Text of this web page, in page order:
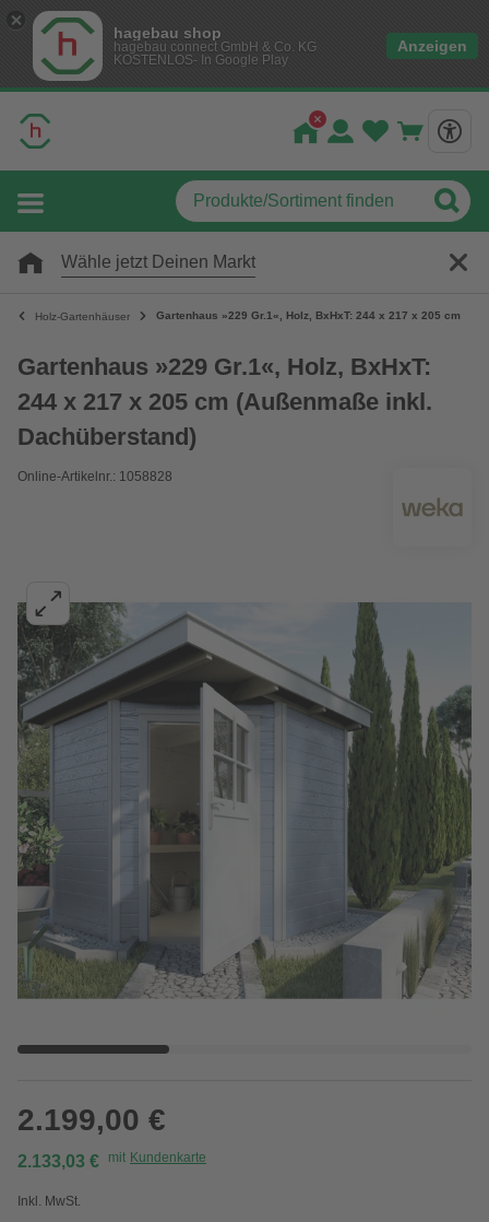
hagebau shop
hagebau connect GmbH & Co. KG
KOSTENLOS- In Google Play
Anzeigen
Wähle jetzt Deinen Markt
Holz-Gartenhäuser Gartenhaus »229 Gr.1«, Holz, BxHxT: 244 x 217 x 205 cm
Gartenhaus »229 Gr.1«, Holz, BxHxT:
244 x 217 x 205 cm (Außenmaße inkl.
Dachüberstand)
Online-Artikelnr.: 1058828
2.199,00 €
2.133,03 € mit Kundenkarte
Inkl. MwSt.